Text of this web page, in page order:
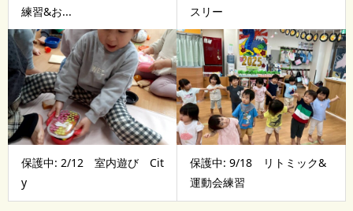
練習&お...
スリー
保護中: 2/12 室内遊び Cit
y
保護中: 9/18 リトミック&
運動会練習